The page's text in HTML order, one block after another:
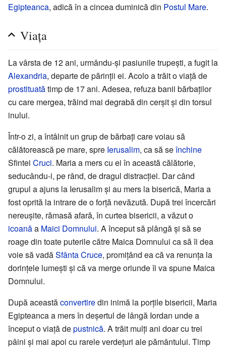
Egipteanca, adică în a cincea duminică din Postul Mare.
Viața
La vârsta de 12 ani, urmându-și pasiunile trupești, a fugit la
Alexandria, departe de părinții ei. Acolo a trăit o viață de
prostituatătimp de 17 ani. Adesea, refuza banii bărbaților
cu care mergea, trăind mai degrabă din cerșit și din torsul
inului.
Într-o zi, a întâlnit un grup de bărbați care voiau să
călătorească pe mare, spre Ierusalim, ca să seînchine
Sfintei Cruci. Maria a mers cu ei în această călătorie,
seducându-i, pe rând, de dragul distracției. Dar când
grupul a ajuns la Ierusalim și au mers la biserică, Maria a
fost oprită la intrare de o forță nevăzută. După trei încercări
nereușite, rămasă afară, în curtea bisericii, a văzut o
icoanăa Maici Domnului. A început să plângă și să se
roage din toate puterile către Maica Domnului ca să îi dea
voie să vadăSfânta Cruce, promițând ea că va renunța la
dorințele lumești și că va merge oriunde îi va spune Maica
Domnului.
După aceastăconvertiredin inimă la porțile bisericii, Maria
Egipteanca a mers în deșertul de lângă Iordan unde a
început o viață depustnică. A trăit mulți ani doar cu trei
pâini și mai apoi cu rarele verdețuri ale pământului. Timp